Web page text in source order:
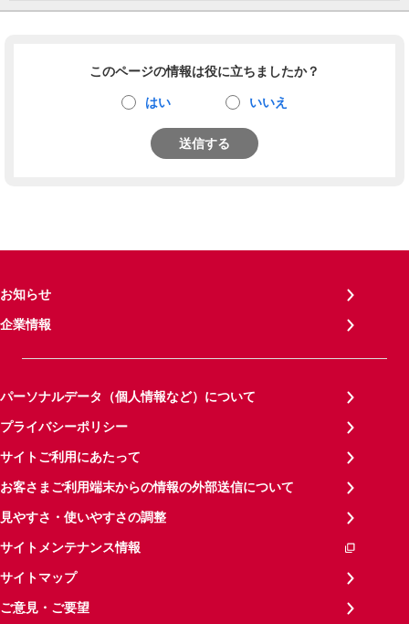
このページの情報は役に立ちましたか？
はい いいえ
送信する
お知らせ
企業情報
パーソナルデータ（個人情報など）について
プライバシーポリシー
サイトご利用にあたって
お客さまご利用端末からの情報の外部送信について
見やすさ・使いやすさの調整
サイトメンテナンス情報
サイトマップ
ご意見・ご要望